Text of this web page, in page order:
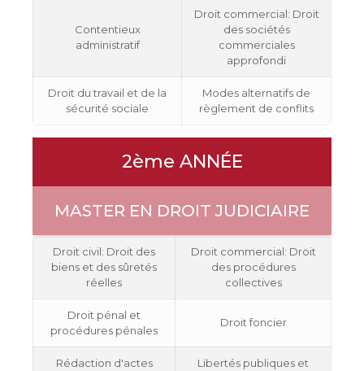
Contentieux
administratif
Droit commercial: Droit
des sociétés
commerciales
approfondi
Droit du travail et de la
sécurité sociale
Modes alternatifs de
règlement de conflits
2ème ANNÉE
MASTER EN DROIT JUDICIAIRE
Droit civil: Droit des
biens et des sûretés
réelles
Droit commercial: Droit
des procédures
collectives
Droit pénal et
procédures pénales
Droit foncier
Rédaction d'actes
Libertés publiques et